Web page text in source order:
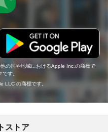
の国や地域におけるApple Inc.の商標で
す。
LLC の商標です。
ストア